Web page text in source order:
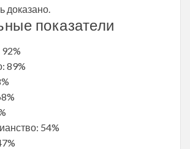
доказано.
показатели
89%
54%